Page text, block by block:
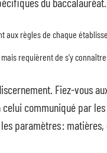
règles de chaque
requièrent de s’y
Fiez-vous
communiqué par
paramètres :